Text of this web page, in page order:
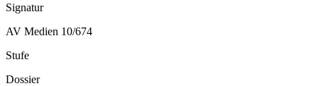
Signatur
AV Medien 10/674
Stufe
Dossier